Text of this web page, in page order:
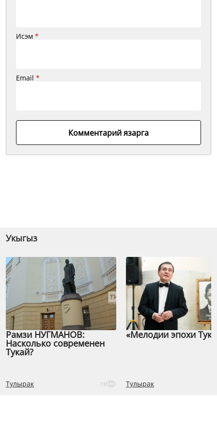
Исэм *
Email *
Комментарий язарга
Укыгыз
Рамзи НУГМАНОВ:
Насколько современен
Тукай?
Тулырак 73
«Мелодии эпохи
Тулырак